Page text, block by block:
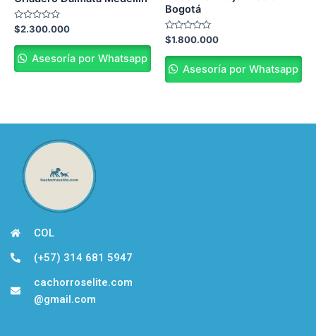
Valorado
en
0
de
5
$2.300.000
Asesoría por Whatsapp
Bogotá
Valorado
en
0
de
5
$1.800.000
Asesoría por Whatsapp
COL
(+57) 314 681 5947
cachorroselite.com
@gmail.com